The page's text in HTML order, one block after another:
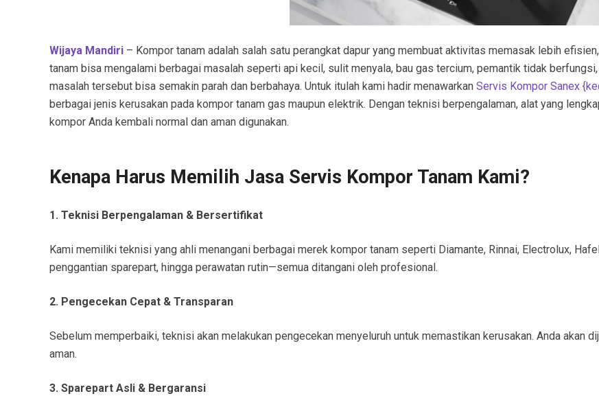
Wijaya Mandiri – Kompor tanam adalah salah satu perangkat dapur yang membuat aktivitas memasak lebih
tanam bisa mengalami berbagai masalah seperti api kecil, sulit menyala, bau gas tercium, pemantik tidak
masalah tersebut bisa semakin parah dan berbahaya. Untuk itulah kami hadir menawarkan Servis Kompor Sanex
berbagai jenis kerusakan pada kompor tanam gas maupun elektrik. Dengan teknisi berpengalaman, alat yang
kompor Anda kembali normal dan aman digunakan.
Kenapa Harus Memilih Jasa Servis Kompor Tanam Kami?
1. Teknisi Berpengalaman & Bersertifikat
Kami memiliki teknisi yang ahli menangani berbagai merek kompor tanam seperti Diamante, Rinnai, Electrolux,
penggantian sparepart, hingga perawatan rutin—semua ditangani oleh profesional.
2. Pengecekan Cepat & Transparan
Sebelum memperbaiki, teknisi akan melakukan pengecekan menyeluruh untuk memastikan kerusakan. Anda akan
aman.
3. Sparepart Asli & Bergaransi